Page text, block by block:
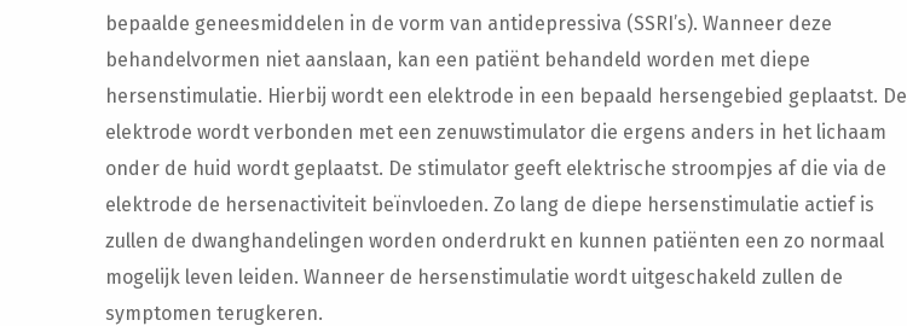
bepaalde geneesmiddelen in de vorm van antidepressiva (SSRI’s). Wanneer deze
behandelvormen niet aanslaan, kan een patiënt behandeld worden met diepe
hersenstimulatie. Hierbij wordt een elektrode in een bepaald hersengebied geplaatst. De
elektrode wordt verbonden met een zenuwstimulator die ergens anders in het lichaam
onder de huid wordt geplaatst. De stimulator geeft elektrische stroompjes af die via de
elektrode de hersenactiviteit beïnvloeden. Zo lang de diepe hersenstimulatie actief is
zullen de dwanghandelingen worden onderdrukt en kunnen patiënten een zo normaal
mogelijk leven leiden. Wanneer de hersenstimulatie wordt uitgeschakeld zullen de
symptomen terugkeren.